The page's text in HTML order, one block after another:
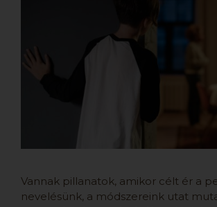
Vannak pillanatok, amikor célt ér a
nevelésünk, a módszereink utat